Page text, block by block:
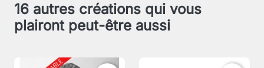
16 autres créations qui vous
plairont peut-être aussi